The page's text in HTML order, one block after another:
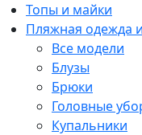
Топы и майки
Пляжная одежда
Все модели
Блузы
Брюки
Головные
Купальники